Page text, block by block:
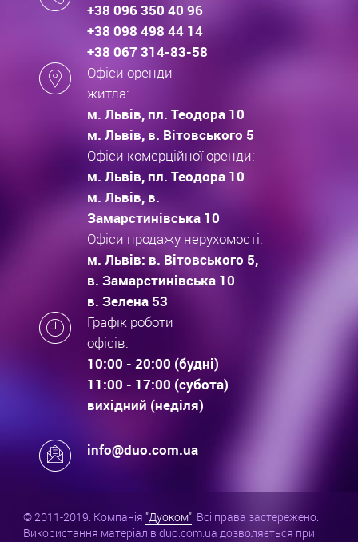
+38 096 350 40 96
+38 098 498 44 14
+38 067 314-83-58
Офіси оренди
житла:
м. Львів, пл. Теодора 10
м. Львів, в. Вітовського 5
Офіси комерційної оренди:
м. Львів, пл. Теодора 10
м. Львів, в.
Замарстинівська 10
Офіси продажу нерухомості:
м. Львів: в. Вітовського 5,
в. Замарстинівська 10
в. Зелена 53
Графік роботи
офісів:
10:00 - 20:00 (будні)
11:00 - 17:00 (субота)
вихідний (неділя)
info@duo.com.ua
© 2011-2019. Компанія "Дуоком". Всі права застережено.
Використання матеріалів duo.com.ua дозволяється при